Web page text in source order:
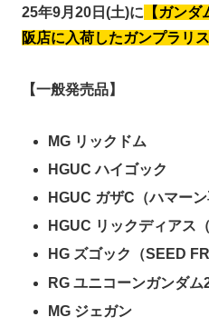
25年9月20日(土)に 【ガン
阪店に入荷したガンプラリ
【一般発売品】
MG リックドム
HGUC ハイゴック
HGUC ガザC（ハマーン
HGUC リックディアス（
HG ズゴック（SEED
RG ユニコーンガンダ
MG ジェガン